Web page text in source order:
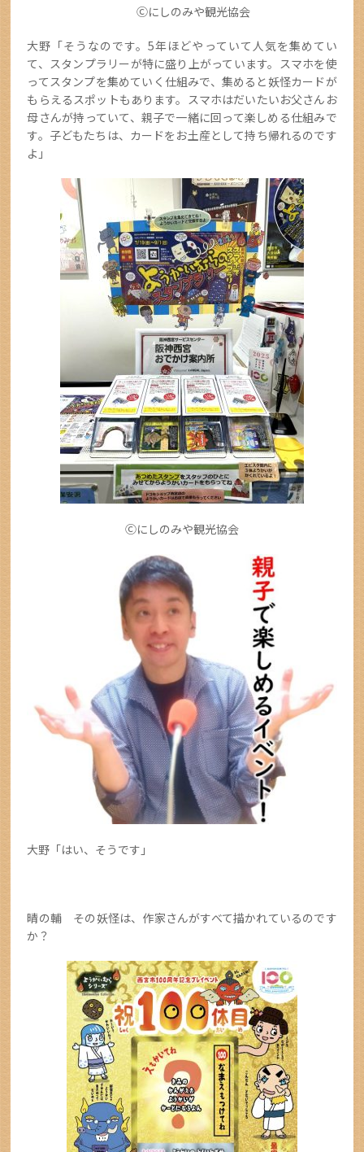
Ⓒにしのみや観光協会
大野「そうなのです。5年ほどやっていて人気を集めてい
て、スタンプラリーが特に盛り上がっています。スマホを使
ってスタンプを集めていく仕組みで、集めると妖怪カードが
もらえるスポットもあります。スマホはだいたいお父さんお
母さんが持っていて、親子で一緒に回って楽しめる仕組みで
す。子どもたちは、カードをお土産として持ち帰れるのです
よ」
Ⓒにしのみや観光協会
大野「はい、そうです」
晴の輔 その妖怪は、作家さんがすべて描かれているのです
か？